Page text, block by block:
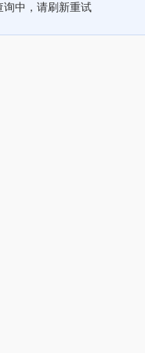
询中，请刷新重试